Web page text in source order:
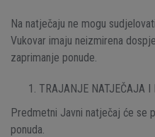
Na natječaju ne mogu
Vukovar imaju neizmirena
zaprimanje ponude.
TRAJANJE NATJEČAJA I
Predmetni Javni natječaj će se
ponuda.